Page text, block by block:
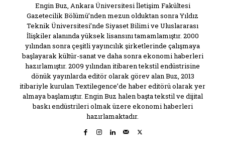
Engin Buz, Ankara Üniversitesi İletişim Fakültesi
Gazetecilik Bölümü’nden mezun olduktan sonra Yıldız
Teknik Üniversitesi’nde Siyaset Bilimi ve Uluslararası
İlişkiler alanında yüksek lisansını tamamlamıştır. 2000
yılından sonra çeşitli yayıncılık şirketlerinde çalışmaya
başlayarak kültür-sanat ve daha sonra ekonomi haberleri
hazırlamıştır. 2009 yılından itibaren tekstil endüstrisine
dönük yayınlarda editör olarak görev alan Buz, 2013
itibariyle kurulan Textilegence’de haber editörü olarak yer
almaya başlamıştır. Engin Buz halen başta tekstil ve dijital
baskı endüstrileri olmak üzere ekonomi haberleri
hazırlamaktadır.